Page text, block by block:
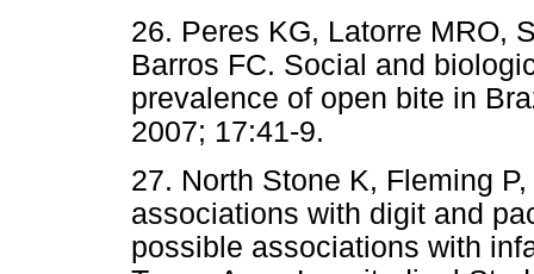
26. Peres KG, Latorre MRO,
Barros FC. Social and
prevalence of open bite in
2007; 17:41-9.
27. North Stone K, Fleming
associations with digit and
possible associations with